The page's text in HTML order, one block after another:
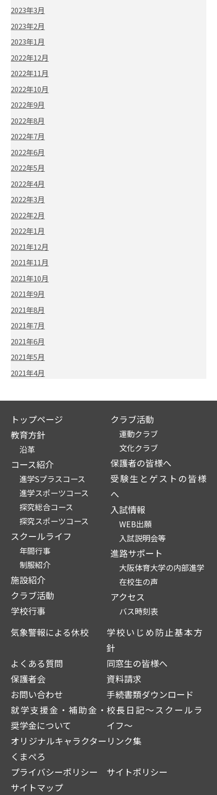
2023年3月
2023年2月
2023年1月
2022年12月
2022年11月
2022年10月
2022年9月
2022年8月
2022年7月
2022年6月
2022年5月
2022年4月
2022年3月
2022年2月
2022年1月
2021年12月
2021年11月
2021年10月
2021年9月
2021年8月
2021年7月
2021年6月
2021年5月
2021年4月
トップページ
教育方針
沿革
コース紹介
進学Sプラスコース
進学スポーツコース
探究総合コース
探究スポーツコース
スクールライフ
年間行事
制服紹介
施設紹介
クラブ活動
学校行事
クラブ活動
運動クラブ
文化クラブ
保護者の皆様へ
受験生とゲストの皆様
へ
入試情報
WEB出願
入試説明会等
進路サポート
大阪体育大学の内部進学
在校生の声
アクセス
バス時刻表
気象警報による休校
学校いじめ防止基本方
針
よくある質問
同窓生の皆様へ
保護者会
資料請求
お問い合わせ
手続書類ダウンロード
就学支援金・補助金・
奨学金について
校長日記～スクールラ
イフ～
オリジナルキャラクター
くまぺろ
リンク集
プライバシーポリシー
サイトポリシー
サイトマップ